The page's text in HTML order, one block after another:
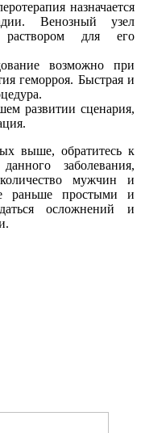
назначается
Венозный узел
раствором для его
возможно при
геморроя. Быстрая и
развитии сценария,
выше, обратитесь к
заболевания,
мужчин и
раньше простыми и
осложнений и